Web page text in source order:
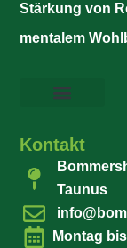
Stärkung von
mentalem
Kontakt
Taunus
Montag